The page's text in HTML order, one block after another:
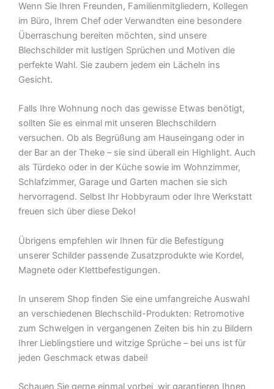
Wenn Sie Ihren Freunden, Familienmitgliedern, Kollegen
im Büro, Ihrem Chef oder Verwandten eine besondere
Überraschung bereiten möchten, sind unsere
Blechschilder mit lustigen Sprüchen und Motiven die
perfekte Wahl. Sie zaubern jedem ein Lächeln ins
Gesicht.
Falls Ihre Wohnung noch das gewisse Etwas benötigt,
sollten Sie es einmal mit unseren Blechschildern
versuchen. Ob als Begrüßung am Hauseingang oder in
der Bar an der Theke – sie sind überall ein Highlight. Auch
als Türdeko oder in der Küche sowie im Wohnzimmer,
Schlafzimmer, Garage und Garten machen sie sich
hervorragend. Selbst Ihr Hobbyraum oder Ihre Werkstatt
freuen sich über diese Deko!
Übrigens empfehlen wir Ihnen für die Befestigung
unserer Schilder passende Zusatzprodukte wie Kordel,
Magnete oder Klettbefestigungen.
In unserem Shop finden Sie eine umfangreiche Auswahl
an verschiedenen Blechschild-Produkten: Retromotive
zum Schwelgen in vergangenen Zeiten bis hin zu Bildern
Ihrer Lieblingstiere und witzige Sprüche – bei uns ist für
jeden Geschmack etwas dabei!